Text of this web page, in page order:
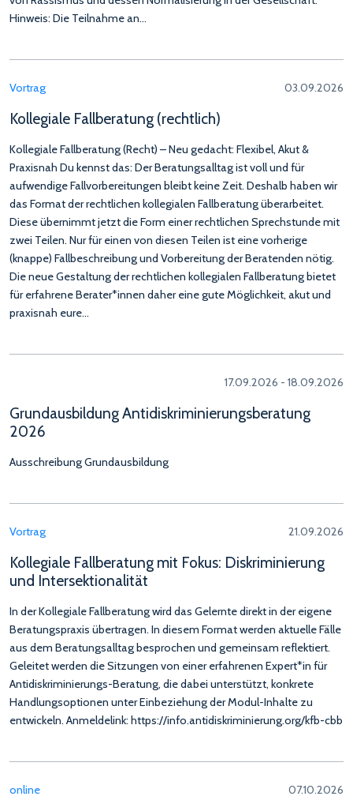
Hinweis: Die Teilnahme an…
Vortrag 03.09.2026
Kollegiale Fallberatung (rechtlich)
Kollegiale Fallberatung (Recht) – Neu gedacht: Flexibel, Akut &
Praxisnah Du kennst das: Der Beratungsalltag ist voll und für
aufwendige Fallvorbereitungen bleibt keine Zeit. Deshalb haben wir
das Format der rechtlichen kollegialen Fallberatung überarbeitet.
Diese übernimmt jetzt die Form einer rechtlichen Sprechstunde mit
zwei Teilen. Nur für einen von diesen Teilen ist eine vorherige
(knappe) Fallbeschreibung und Vorbereitung der Beratenden nötig.
Die neue Gestaltung der rechtlichen kollegialen Fallberatung bietet
für erfahrene Berater*innen daher eine gute Möglichkeit, akut und
praxisnah eure…
17.09.2026 - 18.09.2026
Grundausbildung Antidiskriminierungsberatung
2026
Ausschreibung Grundausbildung
Vortrag 21.09.2026
Kollegiale Fallberatung mit Fokus: Diskriminierung
und Intersektionalität
In der Kollegiale Fallberatung wird das Gelernte direkt in der eigene
Beratungspraxis übertragen. In diesem Format werden aktuelle Fälle
aus dem Beratungsalltag besprochen und gemeinsam reflektiert.
Geleitet werden die Sitzungen von einer erfahrenen Expert*in für
Antidiskriminierungs-Beratung, die dabei unterstützt, konkrete
Handlungsoptionen unter Einbeziehung der Modul-Inhalte zu
entwickeln. Anmeldelink: https://info.antidiskriminierung.org/kfb-cbb
online 07.10.2026